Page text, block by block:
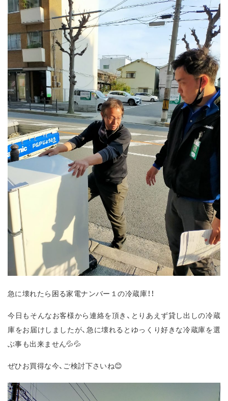
急に壊れたら困る家電ナンバー１の冷蔵庫！！
今日もそんなお客様から連絡を頂き、とりあえず貸し出しの冷蔵
庫をお届けしましたが、急に壊れるとゆっくり好きな冷蔵庫を選
ぶ事も出来ません💦💦
ぜひお買得な今、ご検討下さいね😊